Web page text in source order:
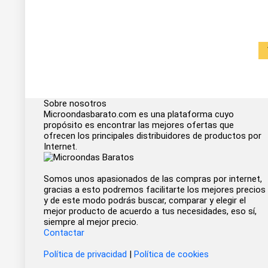
Sobre nosotros
Microondasbarato.com es una plataforma cuyo
propósito es encontrar las mejores ofertas que
ofrecen los principales distribuidores de productos por
Internet.
Somos unos apasionados de las compras por internet,
gracias a esto podremos facilitarte los mejores precios
y de este modo podrás buscar, comparar y elegir el
mejor producto de acuerdo a tus necesidades, eso sí,
siempre al mejor precio.
Contactar
Política de privacidad | Política de cookies